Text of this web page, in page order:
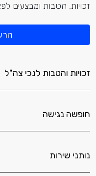
זכויות, הטבות ומבצעים
זכויות והטבות לנכי צה"ל
חופשה נגישה
נותני שירות